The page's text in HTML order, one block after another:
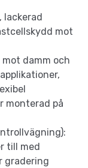
mot
damm och
monterad på
till med
gradering